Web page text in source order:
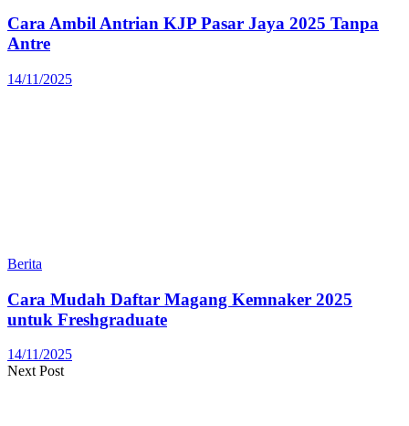
Cara Ambil Antrian KJP Pasar Jaya 2025 Tanpa
Antre
14/11/2025
Berita
Cara Mudah Daftar Magang Kemnaker 2025
untuk Freshgraduate
14/11/2025
Next Post